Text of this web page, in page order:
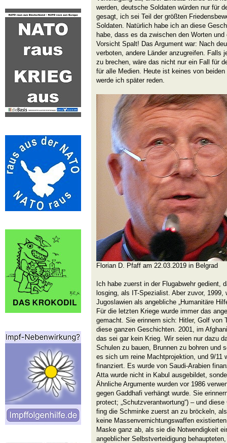
werden, deutsche Soldaten würden nur für
gesagt, ich sei Teil der größten
Soldaten. Natürlich habe ich an diese
habe, dass es da zwischen den Worten
Vorsicht Spalt! Das Argument war: Nach
verboten, andere Länder anzugreifen. Falls
zu brechen, wäre das nicht nur ein Fall für
für alle Medien. Heute ist keines von
werde ich später reden.
Florian D. Pfaff am 22.03.2019 in Belgrad
Ich habe zuerst in der Flugabwehr gedient,
losging, als IT-Spezialist. Aber zuvor, 1999,
Jugoslawien als angebliche „Humanitäre
Für die letzten Kriege wurde immer das
gemacht. Sie erinnern sich: Hitler, Golf von
diese ganzen Geschichten. 2001, im
das sei gar kein Krieg. Wir seien nur dazu
Schulen zu bauen, Brunnen zu bohren und
es sich um reine Machtprojektion, und 9/11
finanziert. Es wurde von Saudi-Arabien
Atta wurde nicht in Kabul ausgebildet,
Ähnliche Argumente wurden vor 1986
gegen Gaddhafi verhängt wurde. Sie
protect; „Schutzverantwortung“) – und
fing die Schminke zuerst an zu bröckeln,
keine Massenvernichtungswaffen
Maske ganz ab, als sie die Notwendigkeit
angeblicher Selbstverteidigung